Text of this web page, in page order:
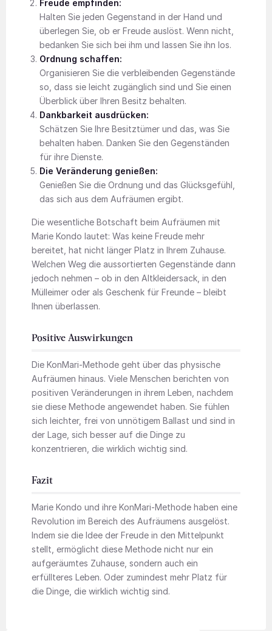
Freude empfinden:
Halten Sie jeden Gegenstand in der Hand und
überlegen Sie, ob er Freude auslöst. Wenn nicht,
bedanken Sie sich bei ihm und lassen Sie ihn los.
Ordnung schaffen:
Organisieren Sie die verbleibenden Gegenstände
so, dass sie leicht zugänglich sind und Sie einen
Überblick über Ihren Besitz behalten.
Dankbarkeit ausdrücken:
Schätzen Sie Ihre Besitztümer und das, was Sie
behalten haben. Danken Sie den Gegenständen
für ihre Dienste.
Die Veränderung genießen:
Genießen Sie die Ordnung und das Glücksgefühl,
das sich aus dem Aufräumen ergibt.
Die wesentliche Botschaft beim Aufräumen mit
Marie Kondo lautet: Was keine Freude mehr
bereitet, hat nicht länger Platz in Ihrem Zuhause.
Welchen Weg die aussortierten Gegenstände dann
jedoch nehmen – ob in den Altkleidersack, in den
Mülleimer oder als Geschenk für Freunde – bleibt
Ihnen überlassen.
Positive Auswirkungen
Die KonMari-Methode geht über das physische
Aufräumen hinaus. Viele Menschen berichten von
positiven Veränderungen in ihrem Leben, nachdem
sie diese Methode angewendet haben. Sie fühlen
sich leichter, frei von unnötigem Ballast und sind in
der Lage, sich besser auf die Dinge zu
konzentrieren, die wirklich wichtig sind.
Fazit
Marie Kondo und ihre KonMari-Methode haben eine
Revolution im Bereich des Aufräumens ausgelöst.
Indem sie die Idee der Freude in den Mittelpunkt
stellt, ermöglicht diese Methode nicht nur ein
aufgeräumtes Zuhause, sondern auch ein
erfüllteres Leben. Oder zumindest mehr Platz für
die Dinge, die wirklich wichtig sind.